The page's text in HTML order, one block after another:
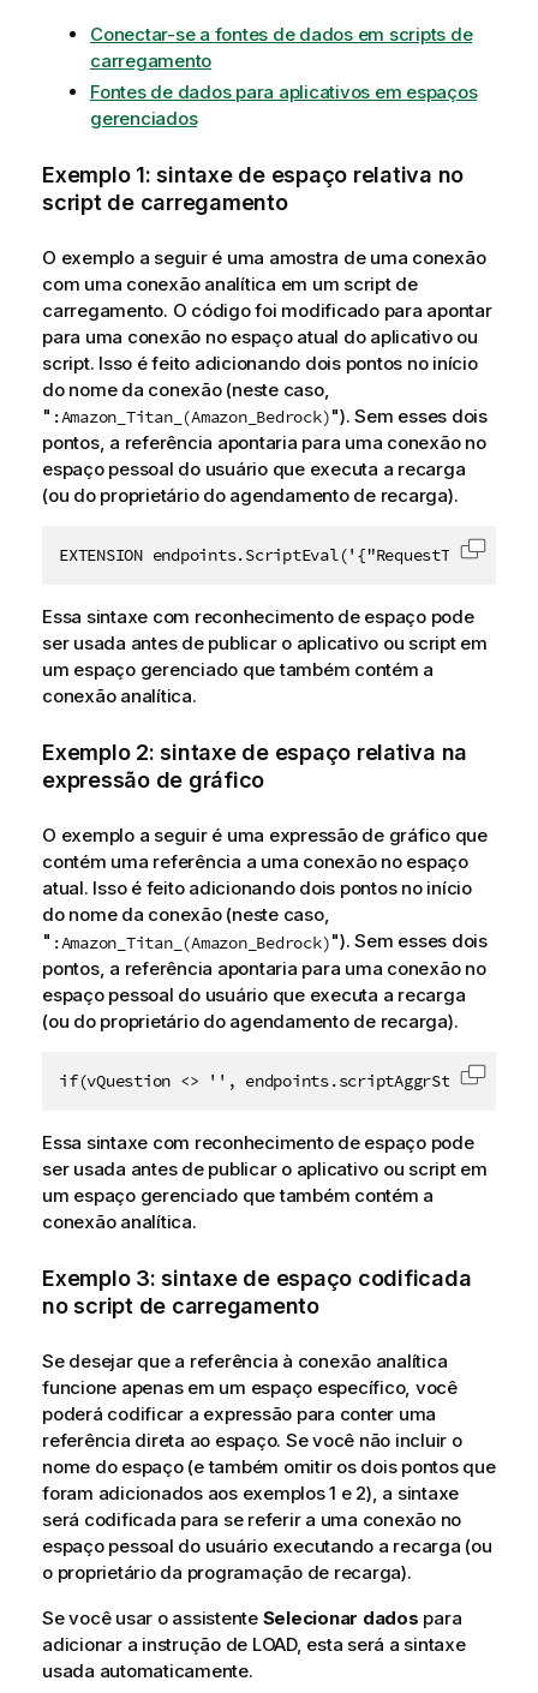
Conectar-se a fontes de dados em scripts de
carregamento
Fontes de dados para aplicativos em espaços
gerenciados
Exemplo 1: sintaxe de espaço relativa no
script de carregamento
O exemplo a seguir é uma amostra de uma conexão
com uma conexão analítica em um script de
carregamento. O código foi modificado para apontar
para uma conexão no espaço atual do aplicativo ou
script. Isso é feito adicionando dois pontos no início
do nome da conexão (neste caso,
" :Amazon_Titan_(Amazon_Bedrock)"). Sem esses dois
pontos, a referência apontaria para uma conexão no
espaço pessoal do usuário que executa a recarga
(ou do proprietário do agendamento de recarga).
EXTENSION Copiar
Essa sintaxe com reconhecimento de espaço pode
ser usada antes de publicar o aplicativo ou script em
um espaço gerenciado que também contém a
conexão analítica.
Exemplo 2: sintaxe de espaço relativa na
expressão de gráfico
O exemplo a seguir é uma expressão de gráfico que
contém uma referência a uma conexão no espaço
atual. Isso é feito adicionando dois pontos no início
do nome da conexão (neste caso,
" :Amazon_Titan_(Amazon_Bedrock)"). Sem esses dois
pontos, a referência apontaria para uma conexão no
espaço pessoal do usuário que executa a recarga
(ou do proprietário do agendamento de recarga).
if(vQuestion <> '', Copiar
Essa sintaxe com reconhecimento de espaço pode
ser usada antes de publicar o aplicativo ou script em
um espaço gerenciado que também contém a
conexão analítica.
Exemplo 3: sintaxe de espaço codificada
no script de carregamento
Se desejar que a referência à conexão analítica
funcione apenas em um espaço específico, você
poderá codificar a expressão para conter uma
referência direta ao espaço. Se você não incluir o
nome do espaço (e também omitir os dois pontos que
foram adicionados aos exemplos 1 e 2), a sintaxe
será codificada para se referir a uma conexão no
espaço pessoal do usuário executando a recarga (ou
o proprietário da programação de recarga).
Se você usar o assistente Selecionar dados para
adicionar a instrução de LOAD, esta será a sintaxe
usada automaticamente.